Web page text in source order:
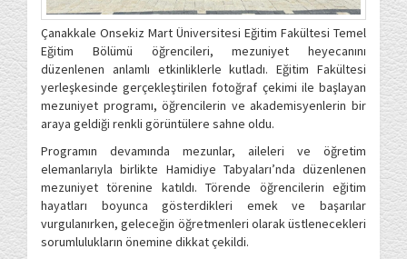
Çanakkale Onsekiz Mart Üniversitesi Eğitim Fakültesi Temel
Eğitim Bölümü öğrencileri, mezuniyet heyecanını
düzenlenen anlamlı etkinliklerle kutladı. Eğitim Fakültesi
yerleşkesinde gerçekleştirilen fotoğraf çekimi ile başlayan
mezuniyet programı, öğrencilerin ve akademisyenlerin bir
araya geldiği renkli görüntülere sahne oldu.
Programın devamında mezunlar, aileleri ve öğretim
elemanlarıyla birlikte Hamidiye Tabyaları’nda düzenlenen
mezuniyet törenine katıldı. Törende öğrencilerin eğitim
hayatları boyunca gösterdikleri emek ve başarılar
vurgulanırken, geleceğin öğretmenleri olarak üstlenecekleri
sorumlulukların önemine dikkat çekildi.